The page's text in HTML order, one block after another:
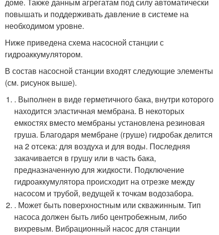
повышать и поддерживать давление в системе на
необходимом уровне.
Ниже приведена схема насосной станции с
гидроаккумулятором.
В состав насосной станции входят следующие элементы
(см. рисунок выше).
. Выполнен в виде герметичного бака, внутри которого
находится эластичная мембрана. В некоторых
емкостях вместо мембраны установлена резиновая
груша. Благодаря мембране (груше) гидробак делится
на 2 отсека: для воздуха и для воды. Последняя
закачивается в грушу или в часть бака,
предназначенную для жидкости. Подключение
гидроаккумулятора происходит на отрезке между
насосом и трубой, ведущей к точкам водозабора.
. Может быть поверхностным или скважинным. Тип
насоса должен быть либо центробежным, либо
вихревым. Вибрационный насос для станции